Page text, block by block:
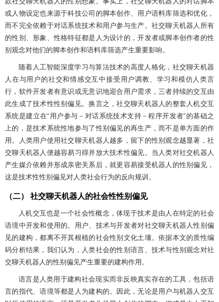
或人物设定也来源于科技公司的脚本创作、用户语料库筛选和优化，
而不完全依赖于对话系统技术和用户参与生产。社交聊天机器人所有
的性别、形象、性格特征都是人为设计的，开发者或脚本创作者的性
别观念对他们的脚本创作和语料库筛选产生重要影响。
随着人工智能深度学习与算法技术的高度人格化，社交聊天机器
人在与用户的社交和情感交互中接受用户调教、学习和模仿人类言
行，软件开发者有意识或无意识地迎合用户需求，三者持续的交互由
此生成了技术性性别偏见。换言之，社交聊天机器人的整套人机交互
系统是建立在“用户参与－对话系统技术支持－程序开发者”的基础之
上的，是技术系统性地参与了性别偏见的再生产，而不是单方面的作
用。人类用户使用社交聊天机器人越多，留下的性别观念越显著，社
交聊天机器人便越容易习得并放大技术性偏见。当人类对社交机器人
产生媒介依赖并形成亲密关系后，就更容易接受机器人的性别偏见，
这是技术性性别偏见对人类社会行为的反向规训。
（二） 社交聊天机器人的社会性性别偏见
人机交互也是一个社会性概念，体现于技术是由人在特定的社会
语境中开发和使用的。用户、技术与开发者对社交聊天机器人性别偏
见的建构，都离不开其根植的社会性别文化土壤。依据本文的质性编
码分析结果，我们认为，人类社会的性别语言、技术与性别观念对社
交聊天机器人的性别偏见产生重要的建构作用。
语言是人类用于建构社会现实而非反映真实存在的工具，包括语
言的指代、语境等都是人为建构的。因此，无论是用户与机器人交互